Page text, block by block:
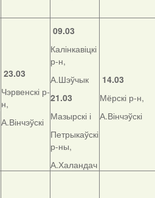
23.03
Чэрвенскі р-
н,
А.Вінчэўскі
09.03
Калінкавіцкі
р-н,
А.Шэўчык
21.03
Мазырскі і
Петрыкаўскі
р-ны,
А.Халандач
14.03
Мёрскі р-н,
А.Вінчэўскі